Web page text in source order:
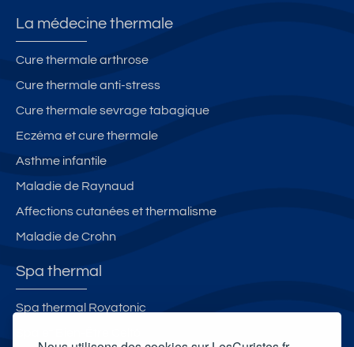
La médecine thermale
Cure thermale arthrose
Cure thermale anti-stress
Cure thermale sevrage tabagique
Eczéma et cure thermale
Asthme infantile
Maladie de Raynaud
Affections cutanées et thermalisme
Maladie de Crohn
Spa thermal
Spa thermal Royatonic